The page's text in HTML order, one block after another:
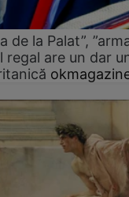
de la Palat”,
regal are un dar